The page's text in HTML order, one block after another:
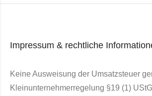
Impressum & rechtliche
Keine Ausweisung der Umsatzsteuer
Kleinunternehmerregelung §19 (1)